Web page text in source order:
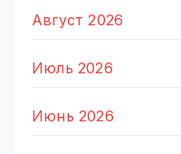
Август 2026
Июль 2026
Июнь 2026